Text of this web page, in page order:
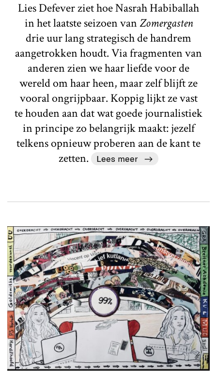
Lies Defever ziet hoe Nasrah Habiballah
in het laatste seizoen vanZomergasten
drie uur lang strategisch de handrem
aangetrokken houdt. Via fragmenten van
anderen zien we haar liefde voor de
wereld om haar heen, maar zelf blijft ze
vooral ongrijpbaar. Koppig lijkt ze vast
te houden aan dat wat goede journalistiek
in principe zo belangrijk maakt: jezelf
telkens opnieuw proberen aan de kant te
zetten.
Lees meer